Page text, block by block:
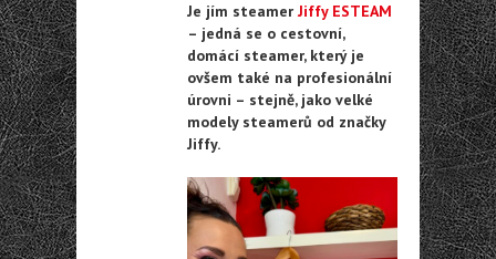
Je jím steamer Jiffy ESTEAM
– jedná se o cestovní,
domácí steamer, který je
ovšem také na profesionální
úrovni – stejně, jako velké
modely steamerů od značky
Jiffy.